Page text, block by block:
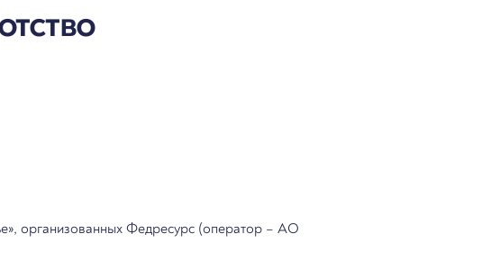
организованных Федресурс (оператор – АО